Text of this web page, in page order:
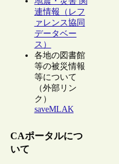
連情報（レフ
ァレンス協同
データベー
ス）
各地の図書館
等の被災情報
等について
（外部リン
ク）
saveMLAK
CAポータルにつ
いて